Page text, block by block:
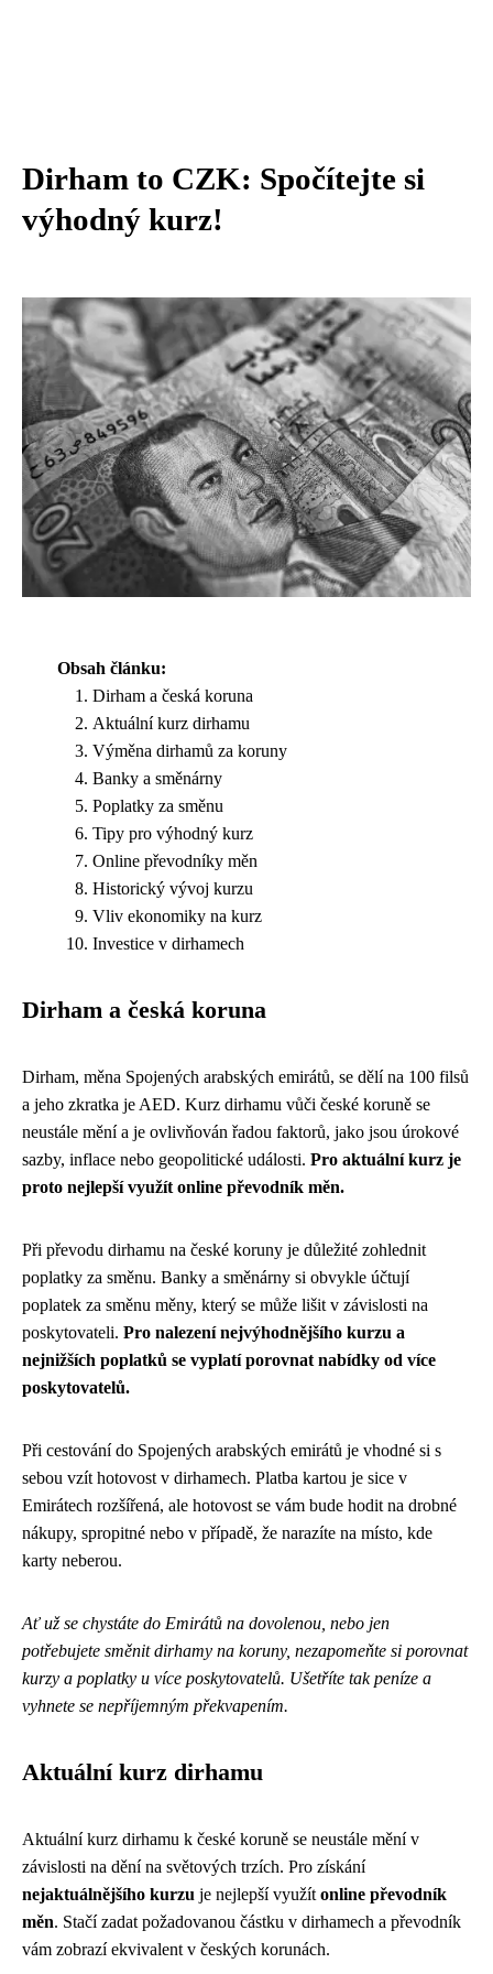
Dirham to CZK: Spočítejte si
výhodný kurz!
Obsah článku:
Dirham a česká koruna
Aktuální kurz dirhamu
Výměna dirhamů za koruny
Banky a směnárny
Poplatky za směnu
Tipy pro výhodný kurz
Online převodníky měn
Historický vývoj kurzu
Vliv ekonomiky na kurz
Investice v dirhamech
Dirham a česká koruna
Dirham, měna Spojených arabských emirátů, se dělí na 100 filsů
a jeho zkratka je AED. Kurz dirhamu vůči české koruně se
neustále mění a je ovlivňován řadou faktorů, jako jsou úrokové
sazby, inflace nebo geopolitické události. Pro aktuální kurz je
proto nejlepší využít online převodník měn.
Při převodu dirhamu na české koruny je důležité zohlednit
poplatky za směnu. Banky a směnárny si obvykle účtují
poplatek za směnu měny, který se může lišit v závislosti na
poskytovateli. Pro nalezení nejvýhodnějšího kurzu a
nejnižších poplatků se vyplatí porovnat nabídky od více
poskytovatelů.
Při cestování do Spojených arabských emirátů je vhodné si s
sebou vzít hotovost v dirhamech. Platba kartou je sice v
Emirátech rozšířená, ale hotovost se vám bude hodit na drobné
nákupy, spropitné nebo v případě, že narazíte na místo, kde
karty neberou.
Ať už se chystáte do Emirátů na dovolenou, nebo jen
potřebujete směnit dirhamy na koruny, nezapomeňte si porovnat
kurzy a poplatky u více poskytovatelů. Ušetříte tak peníze a
vyhnete se nepříjemným překvapením.
Aktuální kurz dirhamu
Aktuální kurz dirhamu k české koruně se neustále mění v
závislosti na dění na světových trzích. Pro získání
nejaktuálnějšího kurzu je nejlepší využít online převodník
měn. Stačí zadat požadovanou částku v dirhamech a převodník
vám zobrazí ekvivalent v českých korunách.